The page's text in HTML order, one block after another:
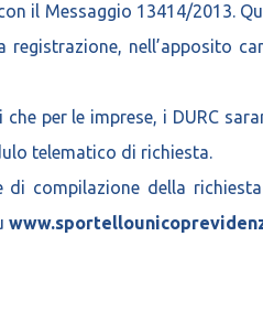
il Messaggio 13414/2013.
registrazione, nell’apposito
per le imprese, i DURC
telematico di richiesta.
di compilazione della